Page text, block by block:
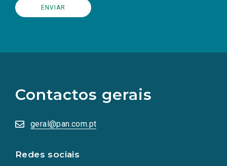
Contactos gerais
geral@pan.com.pt
Redes sociais
redes
sociais
numa
nova